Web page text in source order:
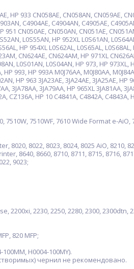
HP 933 CN058AE, CN058AN, CN059AE,
C4904AE, C4904AN, C4905AE,
951 CN050AE, CN050AN, CN051AE,
L0S55AN, HP 952XL L0S61AN,
HP 954XL L0S62AL, L0S65AL,
CN624AE, CN624AM, HP 971XL
L0S01AN, L0S04AN, HP 973, HP 973XL,
993, HP 993A M0J76AA, M0J80AA,
HP 963 3JA23AE, 3JA24AE, 3JA25AE, HP
3JA78AA, 3JA79AA, HP 965XL 3JA81AA,
CZ136A, HP 10 C4841A, C4842A, C4843A,
7510WF, 7610 Wide Format e-AiO,
8020, 8022, 8023, 8024, 8025 AiO, 8210,
8640, 8660, 8710, 8711, 8715, 8716,
9023;
2200xi, 2230, 2250, 2280, 2300, 2300dtn,
820 MFP;
H0004-100MY).
чернил не рекомендовано.